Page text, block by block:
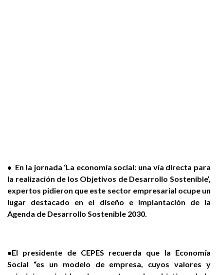
• En la jornada ‘La economía social: una vía directa para
la realización de los Objetivos de Desarrollo Sostenible’,
expertos pidieron que este sector empresarial ocupe un
lugar destacado en el diseño e implantación de la
Agenda de Desarrollo Sostenible 2030.
•El presidente de CEPES recuerda que la Economía
Social “es un modelo de empresa, cuyos valores y